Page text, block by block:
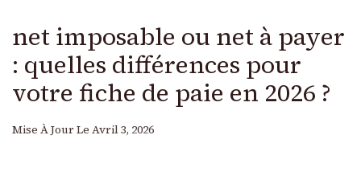
net imposable ou net à payer
: quelles différences pour
votre fiche de paie en 2026 ?
Mise À Jour Le Avril 3, 2026